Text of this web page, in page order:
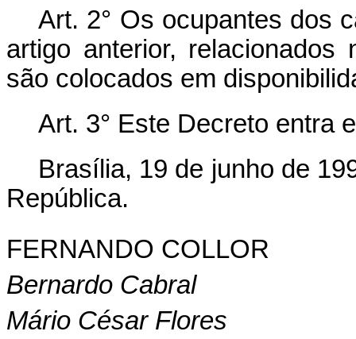
Art. 2° Os ocupantes dos
artigo anterior,
são colocados em
Art. 3° Este Decreto entra
Brasília, 19 de junho de
República.
FERNANDO COLLOR
Bernardo Cabral
Mário César Flores